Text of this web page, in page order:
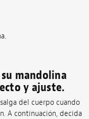
mandolina
y ajuste.
del cuerpo cuando
A continuación, decida